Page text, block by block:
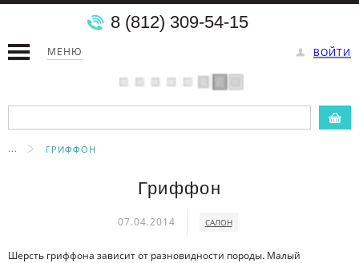
МЕНЮ ВОЙТИ
8 (812) 309-54-15
... ГРИФФОН
Гриффон
07.04.2014 САЛОН
Шерсть гриффона зависит от разновидности породы. Малый